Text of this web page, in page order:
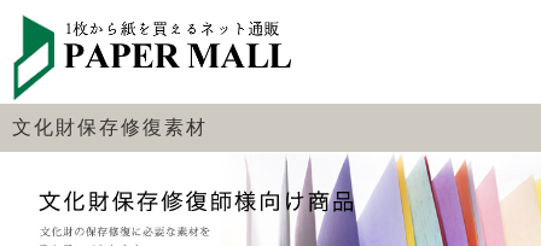
文化財保存修復素材